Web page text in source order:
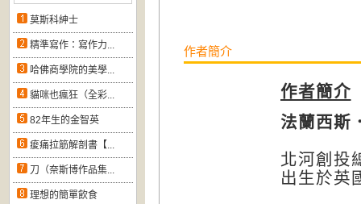
莫斯科紳士
精準寫作：寫作力...
哈佛商學院的美學...
貓咪也瘋狂（全彩...
82年生的金智英
痠痛拉筋解剖書【...
刀（奈斯博作品集...
理想的簡單飲食
作者簡介
作者簡介
法蘭西斯
北河創投
出生於英